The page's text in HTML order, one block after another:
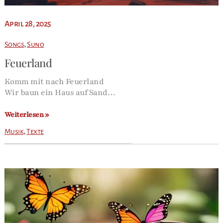
April 28, 2025
Songs,Suno
Feuerland
Komm mit nach Feuerland
Wir baun ein Haus auf Sand…
Feuerland
Weiterlesen »
Musik,Texte